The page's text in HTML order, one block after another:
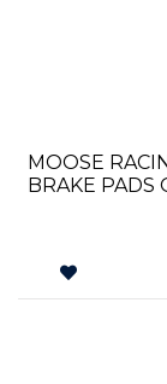
MOOSE
BRAKE PADS